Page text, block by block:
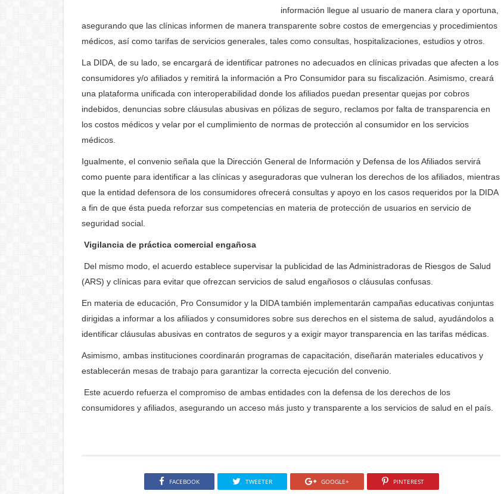
información llegue al usuario de manera clara y oportuna,
asegurando que las clínicas informen de manera transparente sobre costos de emergencias y procedimientos
médicos, así como tarifas de servicios generales, tales como consultas, hospitalizaciones, estudios y otros.
La DIDA, de su lado, se encargará de identificar patrones no adecuados en clínicas privadas que afecten a los
consumidores y/o afiliados y remitirá la información a Pro Consumidor para su fiscalización. Asimismo, creará
una plataforma unificada con interoperabilidad donde los afiliados puedan presentar quejas por cobros
indebidos, denuncias sobre cláusulas abusivas en pólizas de seguro, reclamos por falta de transparencia en
los costos médicos y velar por el cumplimiento de normas de protección al consumidor en los servicios
médicos.
Igualmente, el convenio señala que la Dirección General de Información y Defensa de los Afiliados servirá
como puente para identificar a las clínicas y aseguradoras que vulneran los derechos de los afiliados, mientras
que la entidad defensora de los consumidores ofrecerá consultas y apoyo en los casos requeridos por la DIDA
a fin de que ésta pueda reforzar sus competencias en materia de protección de usuarios en servicio de
seguridad social.
Vigilancia de práctica comercial engañosa
Del mismo modo, el acuerdo establece supervisar la publicidad de las Administradoras de Riesgos de Salud
(ARS) y clínicas para evitar que ofrezcan servicios de salud engañosos o cláusulas confusas.
En materia de educación, Pro Consumidor y la DIDA también implementarán campañas educativas conjuntas
dirigidas a informar a los afiliados y consumidores sobre sus derechos en el sistema de salud, ayudándolos a
identificar cláusulas abusivas en contratos de seguros y a exigir mayor transparencia en las tarifas médicas.
Asimismo, ambas instituciones coordinarán programas de capacitación, diseñarán materiales educativos y
establecerán mesas de trabajo para garantizar la correcta ejecución del convenio.
Este acuerdo refuerza el compromiso de ambas entidades con la defensa de los derechos de los
consumidores y afiliados, asegurando un acceso más justo y transparente a los servicios de salud en el país.
FACEBOOK TWEETER GOOGLE+ PINTEREST